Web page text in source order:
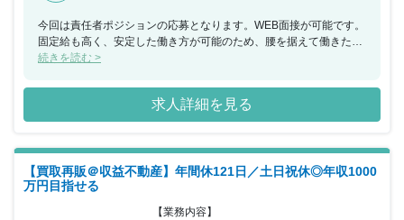
今回は責任者ポジションの応募となります。WEB面接が可能です。
固定給も高く、安定した働き方が可能のため、腰を据えて働きたい
方に特におすすめのポジションです。 ■裁量のある働き方： 社長直
す。 ■当社の働き方： 完全週休二日制で原則火水日休みです。 転勤
や長期出張等は発生しません。 社員には全員・スマホを支給、残業
時間は1日1～2時間程度になるのでライフワークバランスの整った
上場をした株式会社 property technologies の子会社であり、その中
核として、中古マンションの買取再販事業を展開する企業です。
続きを読む >
求人詳細を見る
【買取再販＠収益不動産】年間休121日／土日祝休◎年収1000
万円目指せる
【業務内容】